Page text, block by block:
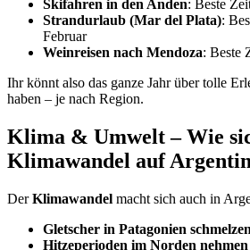
Skifahren in den Anden: Beste
Strandurlaub (Mar del Plata):
Februar
Weinreisen nach Mendoza: Beste
Ihr könnt also das ganze Jahr über tolle
haben – je nach Region.
Klima & Umwelt – Wie
Klimawandel auf
DerKlimawandel macht sich auch in
Gletscher in Patagonien schmelzen
Hitzeperioden im Norden nehmen